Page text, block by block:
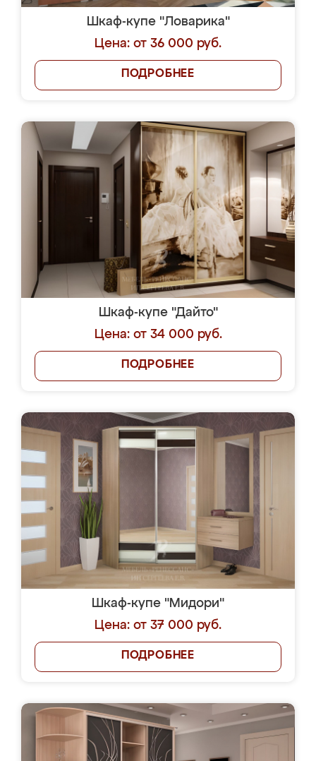
Шкаф-купе "Ловарика"
Цена: от 36 000 руб.
ПОДРОБНЕЕ
Шкаф-купе "Дайто"
Цена: от 34 000 руб.
ПОДРОБНЕЕ
Шкаф-купе "Мидори"
Цена: от 37 000 руб.
ПОДРОБНЕЕ